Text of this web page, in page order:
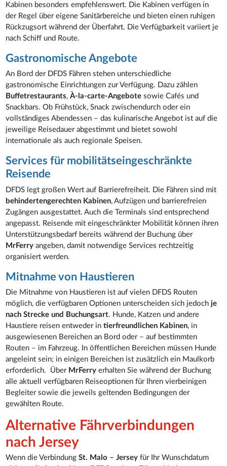
Kabinen besonders empfehlenswert. Die Kabinen verfügen in
der Regel über eigene Sanitärbereiche und bieten einen ruhigen
Rückzugsort während der Überfahrt. Die Verfügbarkeit variiert je
nach Schiff und Route.
Gastronomische Angebote
An Bord der DFDS Fähren stehen unterschiedliche
gastronomische Einrichtungen zur Verfügung. Dazu zählen
Buffetrestaurants,À-la-carte-Angebote sowie Cafés und
Snackbars. Ob Frühstück, Snack zwischendurch oder ein
vollständiges Abendessen – das kulinarische Angebot ist auf die
jeweilige Reisedauer abgestimmt und bietet sowohl
internationale als auch regionale Speisen.
Services für mobilitätseingeschränkte
Reisende
DFDS legt großen Wert auf Barrierefreiheit. Die Fähren sind mit
behindertengerechten Kabinen, Aufzügen und barrierefreien
Zugängen ausgestattet. Auch die Terminals sind entsprechend
angepasst. Reisende mit eingeschränkter Mobilität können ihren
Unterstützungsbedarf bereits während der Buchung über
MrFerry angeben, damit notwendige Services rechtzeitig
organisiert werden.
Mitnahme von Haustieren
Die Mitnahme von Haustieren ist auf vielen DFDS Routen
möglich, die verfügbaren Optionen unterscheiden sich jedochje
nach Strecke und Buchungsart. Hunde, Katzen und andere
Haustiere reisen entweder intierfreundlichen Kabinen, in
ausgewiesenen Bereichen an Bord oder – auf bestimmten
Routen – im Fahrzeug. In öffentlichen Bereichen müssen Hunde
angeleint sein; in einigen Bereichen ist zusätzlich ein Maulkorb
erforderlich. Über MrFerry erhalten Sie während der Buchung
alle aktuell verfügbaren Reiseoptionen für Ihren vierbeinigen
Begleiter sowie die jeweils geltenden Bedingungen der
gewählten Route.
Alternative Fährverbindungen
nach Jersey
Wenn die VerbindungSt. Malo – Jersey für Ihr Wunschdatum